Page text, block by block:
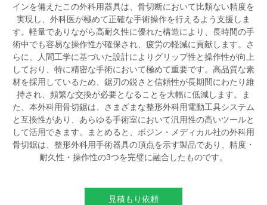
インを備えたこの外科用器具は、骨切断において比類ない精度を
実現し、外科医が極めて正確な手術操作を行えるよう支援しま
す。軽量でありながら高耐久性に優れた構造により、長時間の手
術中でも容易な操作性が確保され、疲労の軽減に貢献します。さ
らに、人間工学に基づいた設計によりグリップ性と操作性が向上
しており、特に精密な手術において極めて重要です。高品質な素
材を採用しているため、鋸刃の鋭さと信頼性が長期間にわたり維
持され、頻繁な交換が必要となることを大幅に低減します。ま
た、本外科用骨切鋸は、さまざまな整形外科用電動工具システム
と互換性があり、あらゆる手術室において汎用性の高いツールと
して活用できます。まとめると、ボジン・メディカル社の外科用
骨切鋸は、整形外科用手術器具の頂点を示す製品であり、精度・
耐久性・操作性の3つを完璧に融合したものです。
見積もり依頼